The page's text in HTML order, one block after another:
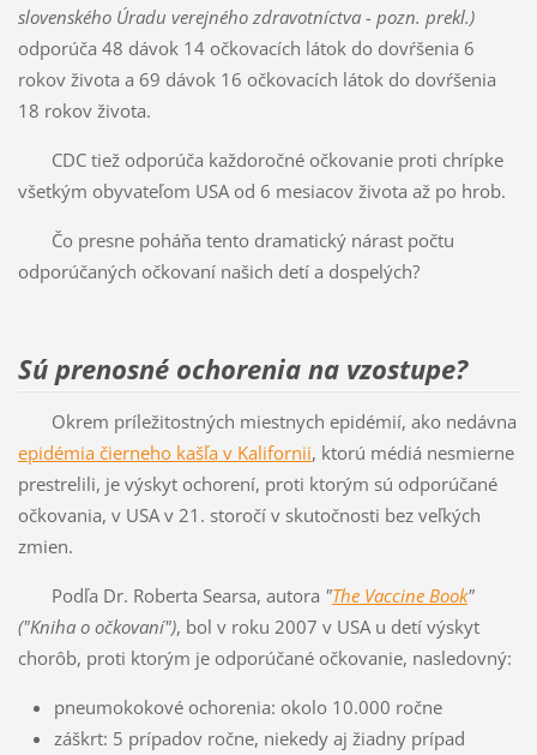
slovenského Úradu verejného zdravotníctva - pozn. prekl.)
odporúča 48 dávok 14 očkovacích látok do dovŕšenia 6
rokov života a 69 dávok 16 očkovacích látok do dovŕšenia
18 rokov života.
CDC tiež odporúča každoročné očkovanie proti chrípke
všetkým obyvateľom USA od 6 mesiacov života až po hrob.
Čo presne poháňa tento dramatický nárast počtu
odporúčaných očkovaní našich detí a dospelých?
Sú prenosné ochorenia na vzostupe?
Okrem príležitostných miestnych epidémií, ako nedávna
epidémia čierneho kašľa v Kalifornii, ktorú médiá nesmierne
prestrelili, je výskyt ochorení, proti ktorým sú odporúčané
očkovania, v USA v 21. storočí v skutočnosti bez veľkých
zmien.
Podľa Dr. Roberta Searsa, autora "The Vaccine Book"
("Kniha o očkovaní"), bol v roku 2007 v USA u detí výskyt
chorôb, proti ktorým je odporúčané očkovanie, nasledovný:
pneumokokové ochorenia: okolo 10.000 ročne
záškrt: 5 prípadov ročne, niekedy aj žiadny prípad